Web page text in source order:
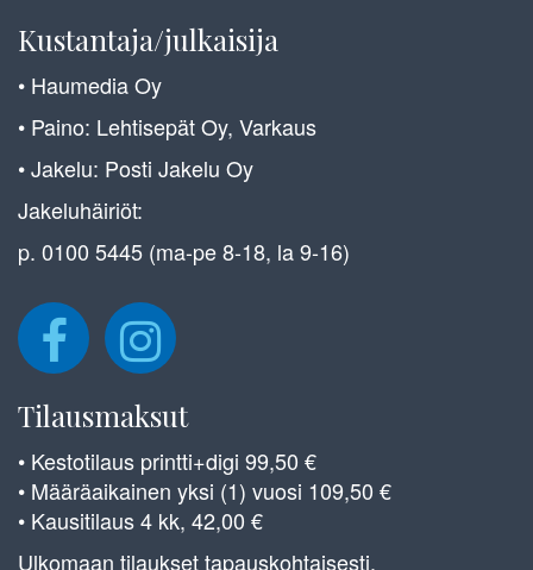
Kustantaja/julkaisija
• Haumedia Oy
• Paino: Lehtisepät Oy, Varkaus
• Jakelu: Posti Jakelu Oy
Jakeluhäiriöt:
p. 0100 5445 (ma-pe 8-18, la 9-16)
Tilausmaksut
• Kestotilaus printti+digi 99,50 €
• Määräaikainen yksi (1) vuosi 109,50 €
• Kausitilaus 4 kk, 42,00 €
Ulkomaan tilaukset tapauskohtaisesti.